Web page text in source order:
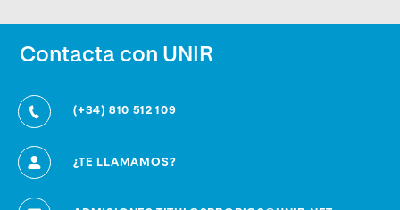
Contacta con UNIR
(+34) 810 512 109
¿TE LLAMAMOS?